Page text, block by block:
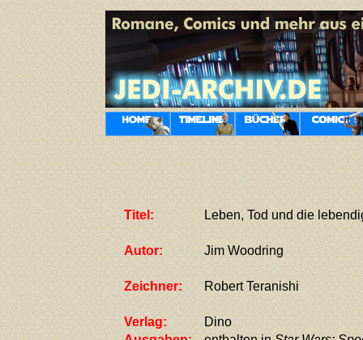
Titel: Leben, Tod und die
Autor: Jim Woodring
Zeichner: Robert Teranishi
Verlag:
Dino